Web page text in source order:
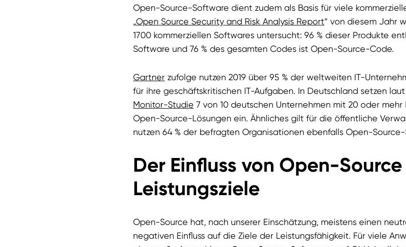
Open-Source-Software dient zudem als Basis für viele
„Open Source Security and Risk Analysis Report“ von diesem Jahr
1700 kommerziellen Softwares untersucht: 96 % dieser Produkte
Software und 76 % des gesamten Codes ist Open-Source-Code.
Gartnerzufolge nutzen 2019 über 95 % der weltweiten IT-
für ihre geschäftskritischen IT-Aufgaben. In Deutschland setzen
Monitor-Studie 7 von 10 deutschen Unternehmen mit 20 oder
Open-Source-Lösungen ein. Ähnliches gilt für die öffentliche
nutzen 64 % der befragten Organisationen ebenfalls Open-
Der Einfluss von Open-
Leistungsziele
Open-Source hat, nach unserer Einschätzung, meistens einen
negativen Einfluss auf die Ziele der Leistungsfähigkeit. Für viele